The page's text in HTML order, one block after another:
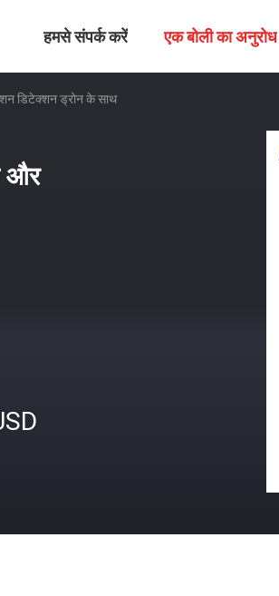
हमसे संपर्क करें एक बोली का अनुरोध
डिटेक्शन ड्रोन के साथ
और